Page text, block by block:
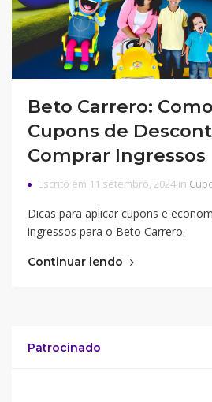
Beto Carrero:
Cupons de
Comprar Ingressos
Escrito em 11 setembro, 2024 in
Dicas para aplicar cupons e
ingressos para o Beto Carrero.
Continuar lendo
Patrocinado